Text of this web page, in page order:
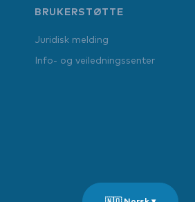
BRUKERSTØTTE
Juridisk melding
Info- og veiledningssenter